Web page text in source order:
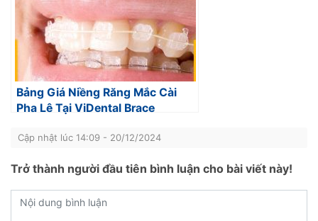
Bảng Giá Niềng Răng Mắc Cài
Pha Lê Tại ViDental Brace
Cập nhật lúc 14:09 - 20/12/2024
Trở thành người đầu tiên bình luận cho bài viết này!